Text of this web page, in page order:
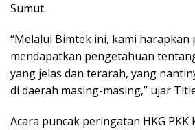
Sumut.
“Melalui Bimtek ini, kami harapkan
mendapatkan pengetahuan
yang jelas dan terarah, yang
di daerah masing-masing,” ujar
Acara puncak peringatan HKG